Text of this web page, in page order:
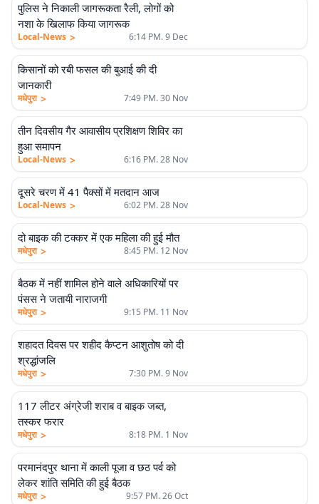
पुलिस ने निकाली जागरूकता रैली, लोगों को
नशा के खिलाफ किया जागरूक
Local-News > 6:14 PM. 9 Dec
किसानों को रबी फसल की बुआई की दी
जानकारी
मधेपुरा > 7:49 PM. 30 Nov
तीन दिवसीय गैर आवासीय प्रशिक्षण शिविर का
हुआ समापन
Local-News > 6:16 PM. 28 Nov
दूसरे चरण में 41 पैक्सों में मतदान आज
Local-News > 6:02 PM. 28 Nov
दो बाइक की टक्कर में एक महिला की हुई मौत
मधेपुरा > 8:45 PM. 12 Nov
बैठक में नहीं शामिल होने वाले अधिकारियों पर
पंसस ने जतायी नाराजगी
मधेपुरा > 9:15 PM. 11 Nov
शहादत दिवस पर शहीद कैप्टन आशुतोष को दी
श्रद्धांजलि
मधेपुरा > 7:30 PM. 9 Nov
117 लीटर अंग्रेजी शराब व बाइक जब्त,
तस्कर फरार
मधेपुरा > 8:18 PM. 1 Nov
परमानंदपुर थाना में काली पूजा व छठ पर्व को
लेकर शांति समिति की हुई बैठक
मधेपुरा > 9:57 PM. 26 Oct